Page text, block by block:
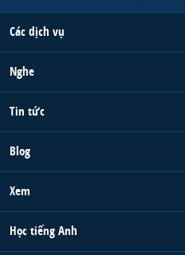
Các dịch vụ
Nghe
Tin tức
Blog
Xem
Học tiếng Anh